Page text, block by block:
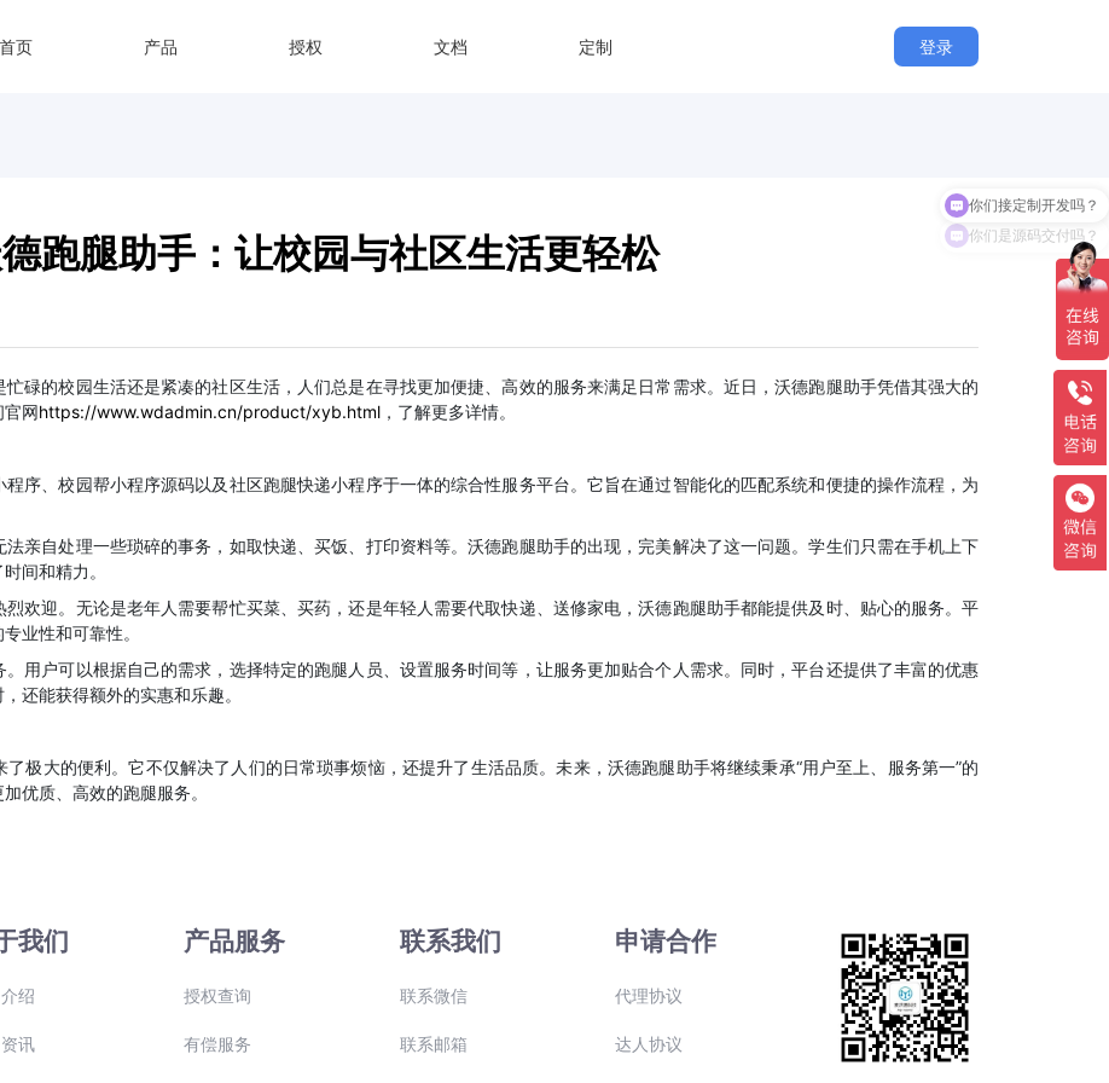
首页 产品 授权 文档 定制 登录
跑腿助手：让校园与社区生活更轻松
碌的校园生活还是紧凑的社区生活，人们总是在寻找更加便捷、高效的服务来满足日常需求。近日，沃德跑腿助手凭借其强大的
网https://www.wdadmin.cn/product/xyb.html，了解更多详情。
序、校园帮小程序源码以及社区跑腿快递小程序于一体的综合性服务平台。它旨在通过智能化的匹配系统和便捷的操作流程，为
亲自处理一些琐碎的事务，如取快递、买饭、打印资料等。沃德跑腿助手的出现，完美解决了这一问题。学生们只需在手机上下
间和精力。
欢迎。无论是老年人需要帮忙买菜、买药，还是年轻人需要代取快递、送修家电，沃德跑腿助手都能提供及时、贴心的服务。平
业性和可靠性。
用户可以根据自己的需求，选择特定的跑腿人员、设置服务时间等，让服务更加贴合个人需求。同时，平台还提供了丰富的优惠
还能获得额外的实惠和乐趣。
极大的便利。它不仅解决了人们的日常琐事烦恼，还提升了生活品质。未来，沃德跑腿助手将继续秉承“用户至上、服务第一”的
优质、高效的跑腿服务。
我们
绍
讯
产品服务
授权查询
有偿服务
联系我们
联系微信
联系邮箱
申请合作
代理协议
达人协议
你们是源码交付吗？